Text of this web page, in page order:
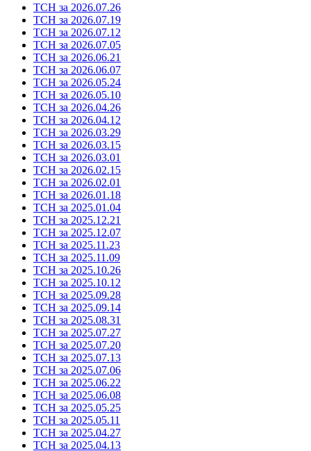
ТСН за 2026.07.26
ТСН за 2026.07.19
ТСН за 2026.07.12
ТСН за 2026.07.05
ТСН за 2026.06.21
ТСН за 2026.06.07
ТСН за 2026.05.24
ТСН за 2026.05.10
ТСН за 2026.04.26
ТСН за 2026.04.12
ТСН за 2026.03.29
ТСН за 2026.03.15
ТСН за 2026.03.01
ТСН за 2026.02.15
ТСН за 2026.02.01
ТСН за 2026.01.18
ТСН за 2025.01.04
ТСН за 2025.12.21
ТСН за 2025.12.07
ТСН за 2025.11.23
ТСН за 2025.11.09
ТСН за 2025.10.26
ТСН за 2025.10.12
ТСН за 2025.09.28
ТСН за 2025.09.14
ТСН за 2025.08.31
ТСН за 2025.07.27
ТСН за 2025.07.20
ТСН за 2025.07.13
ТСН за 2025.07.06
ТСН за 2025.06.22
ТСН за 2025.06.08
ТСН за 2025.05.25
ТСН за 2025.05.11
ТСН за 2025.04.27
ТСН за 2025.04.13